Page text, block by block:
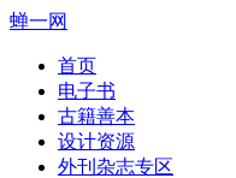
蝉一网
首页
电子书
古籍善本
设计资源
外刊杂志专区